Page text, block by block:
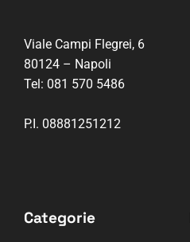
Viale Campi Flegrei, 6
80124 – Napoli
Tel: 081 570 5486
P.I. 08881251212
Categorie